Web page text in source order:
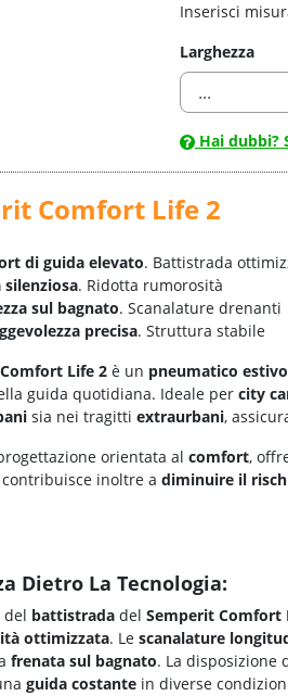
Inserisci
Larghezza
Hai dubbi?
Comfort Life 2
di guida elevato. Battistrada
silenziosa. Ridotta rumorosità
sul bagnato. Scanalature drenanti
precisa. Struttura stabile
Life 2 è un pneumatico
guida quotidiana. Ideale per city
sia nei tragitti extraurbani,
orientata al comfort,
contribuisce inoltre a diminuire il
Dietro La Tecnologia:
del battistrada del Semperit Comfort
ottimizzata. Le scanalature
frenata sul bagnato. La disposizione
guida costante in diverse